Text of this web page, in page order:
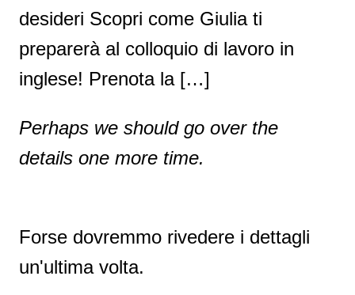
desideri Scopri come Giulia ti
preparerà al colloquio di lavoro in
inglese! Prenota la […]
Perhaps we should go over the
details one more time.
Forse dovremmo rivedere i dettagli
un'ultima volta.